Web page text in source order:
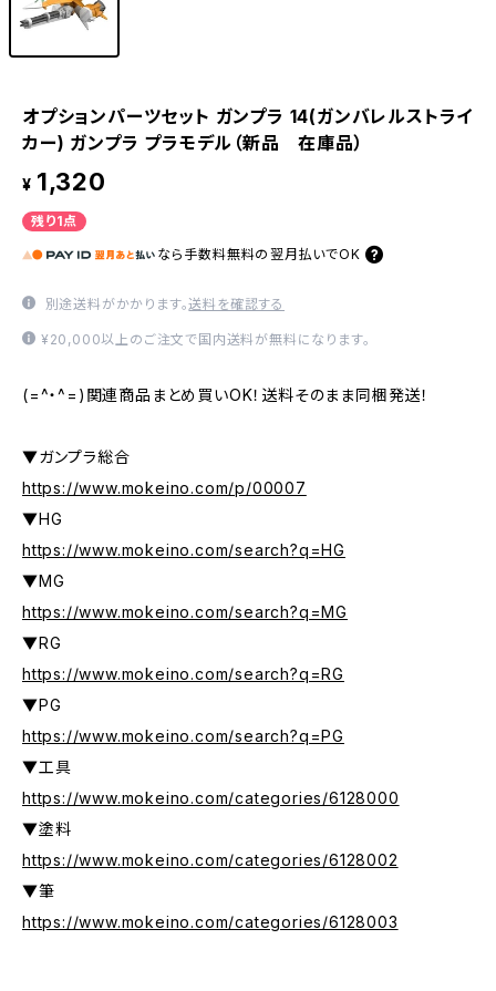
オプションパーツセット ガンプラ 14(ガンバレルストライ
カー) ガンプラ プラモデル（新品 在庫品）
¥ 1,320
残り1点
なら 手数料無料の 翌月払いでOK
別途送料がかかります。送料を確認する
¥20,000以上のご注文で国内送料が無料になります。
(=^・^=)関連商品まとめ買いOK！送料そのまま同梱発送！
▼ガンプラ総合
https://www.mokeino.com/p/00007
▼HG
https://www.mokeino.com/search?q=HG
▼MG
https://www.mokeino.com/search?q=MG
▼RG
https://www.mokeino.com/search?q=RG
▼PG
https://www.mokeino.com/search?q=PG
▼工具
https://www.mokeino.com/categories/6128000
▼塗料
https://www.mokeino.com/categories/6128002
▼筆
https://www.mokeino.com/categories/6128003